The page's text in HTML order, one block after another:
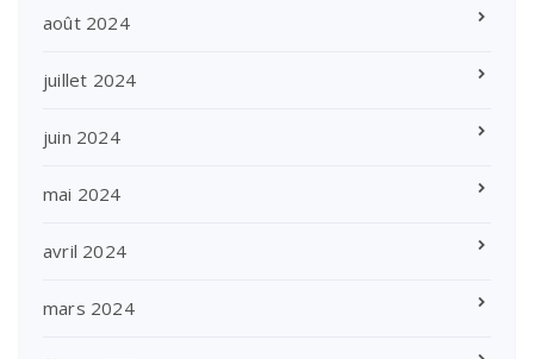
août 2024
juillet 2024
juin 2024
mai 2024
avril 2024
mars 2024